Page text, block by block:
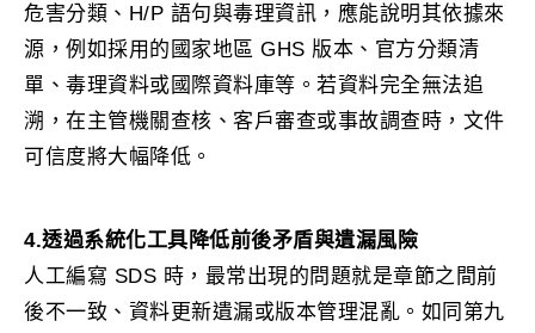
危害分類、H/P 語句與毒理資訊，應能說明其依據來
源，例如採用的國家地區 GHS 版本、官方分類清
單、毒理資料或國際資料庫等。若資料完全無法追
溯，在主管機關查核、客戶審查或事故調查時，文件
可信度將大幅降低。
4.透過系統化工具降低前後矛盾與遺漏風險
人工編寫 SDS 時，最常出現的問題就是章節之間前
後不一致、資料更新遺漏或版本管理混亂。如同第九